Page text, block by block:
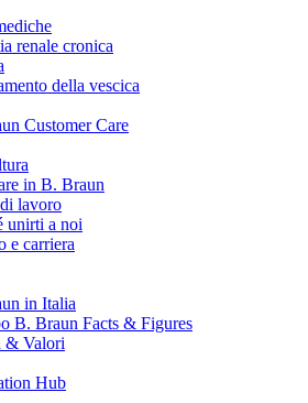
stai cercando. Visita il catalogo B. Braun
Scrivici per entrare subito in contatto
renale cronica
della vescica
Customer Care
in B. Braun
lavoro
unirti a noi
e carriera
in Italia
B. Braun Facts & Figures
& Valori
Hub